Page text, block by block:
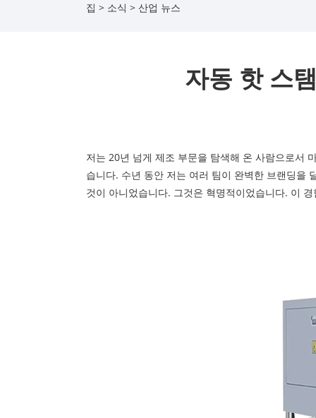
집 > 소식 > 산업 뉴스
자동 핫 스
저는 20년 넘게 제조 부문을 탐색해 온 사람으로서
습니다. 수년 동안 저는 여러 팀이 완벽한 브랜딩을
것이 아니었습니다. 그것은 혁명적이었습니다. 이